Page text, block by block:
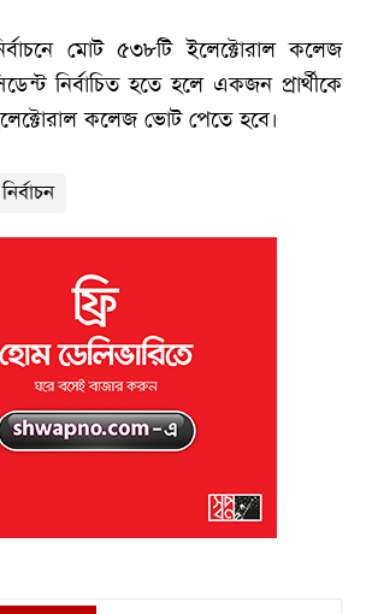
মোট ৫৩৮টি ইলেক্টোরাল কলেজ
নির্বাচিত হতে হলে একজন প্রার্থীকে
কলেজ ভোট পেতে হবে।